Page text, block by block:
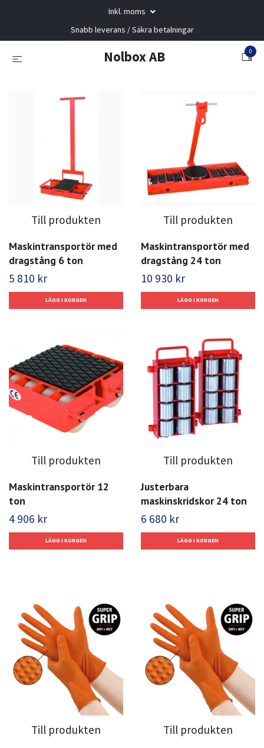
Inkl. moms
Snabb leverans / Säkra betalningar
Nolbox AB 0
Till produkten
Maskintransportör med
dragstång 6 ton
5 810 kr
Till produkten
Maskintransportör med
dragstång 24 ton
10 930 kr
Till produkten
Maskintransportör 12
ton
4 906 kr
Till produkten
Justerbara
maskinskridskor 24 ton
6 680 kr
Till produkten Till produkten